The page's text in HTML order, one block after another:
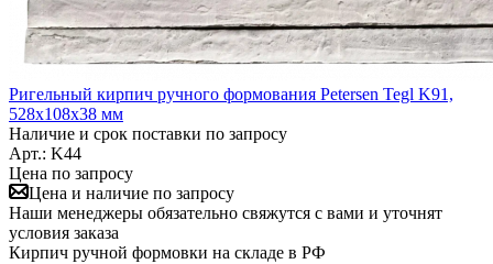
Ригельный кирпич ручного формования Petersen Tegl K91,
528x108x38 мм
Наличие и срок поставки по запросу
Арт.: K44
Цена по запросу
Цена и наличие по запросу
Наши менеджеры обязательно свяжутся с вами и уточнят
условия заказа
Кирпич ручной формовки на складе в РФ